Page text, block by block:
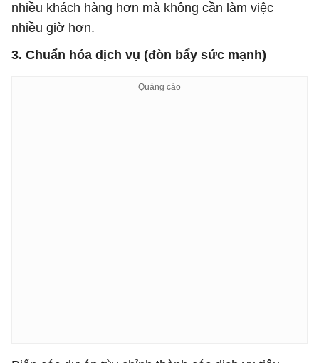
nhiều khách hàng hơn mà không cần làm việc
nhiều giờ hơn.
3. Chuẩn hóa dịch vụ (đòn bẩy sức mạnh)